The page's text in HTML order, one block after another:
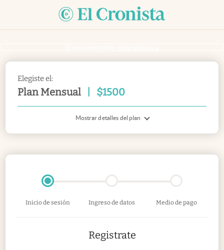
Elegiste el:
Plan Mensual $1500
Mostrar detalles del plan
Inicio de sesión Ingreso de datos Medio de pago
Registrate